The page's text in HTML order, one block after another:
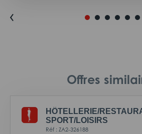
Offres
HÔTELLERIE/
SPORT/LOISIRS
Réf : ZA2-326188